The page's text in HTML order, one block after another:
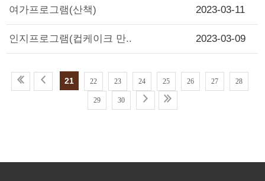
여가프로그램(산책) 2023-03-11
인지프로그램(컵케이크 만.. 2023-03-09
21 22 23 24 25 26 27 28
29 30